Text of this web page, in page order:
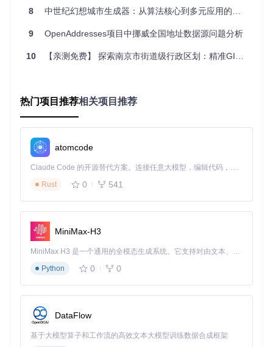
这一机制能增强关键视觉元素的识别优先级，例如在"红色信
号灯"与"绿色树叶"同时出现时，优先聚焦交通信号灯特征。
实战指南：城市街景识别的文本编码实现
配置分词器 ：使用configs/T5_tokenizer目录下的多语言分
词模型，支持100+语言的街景描述处理。关键配置文件包
tokenizer_config.json：定义特殊标记体系
spiece.model：多语言词表
初始化模型参数
：通过configs/transformer_config_i2v.jso
n设置模型维度、层数等关键参数：
{
"num_heads": 40,
}
der类，实现文本到特征向量的转换：
encoder = T5Encoder(config)
8 中世纪幻想城市生成器：从算法核心到多元应用的探索之旅
9 OpenAddresses项目中挪威全国地址数据源问题分析
10 【亲测免费】 探索南京市街道级行政区划：精准GIS数据助力多领域应用
热门项目推荐相关项目推荐
atomcode
Claude Code 的开源替代方案。连接任意大模型，编辑代码，运行命令，自动验证 — 全自动执行。用 Rust 构建，极致性能。 ｜ An open-source alternative to Claude Code. Connect any LLM, edit code, run commands, and verify changes — autonomously. Built in Rust for speed. Get Started
Rust
0 541
MiniMax-H3
MiniMax H3 是一个通用的全模态生成系统。它支持对由文本、图像、视频和音频组成的多模态上下文进行统一理解，并能生成分辨率高达 2K、时长可达 15 秒的带原生立体声音频的视频。得益于面向任务泛化的系统设计，H3 在预训练阶段就已具备广泛的多模态上下文理解与生成能力，能够出色地执行复杂的多模态指令。
Python
0 0
DataFlow
基于大模型算子和工作流的高效文本大模型训练数据合成框架